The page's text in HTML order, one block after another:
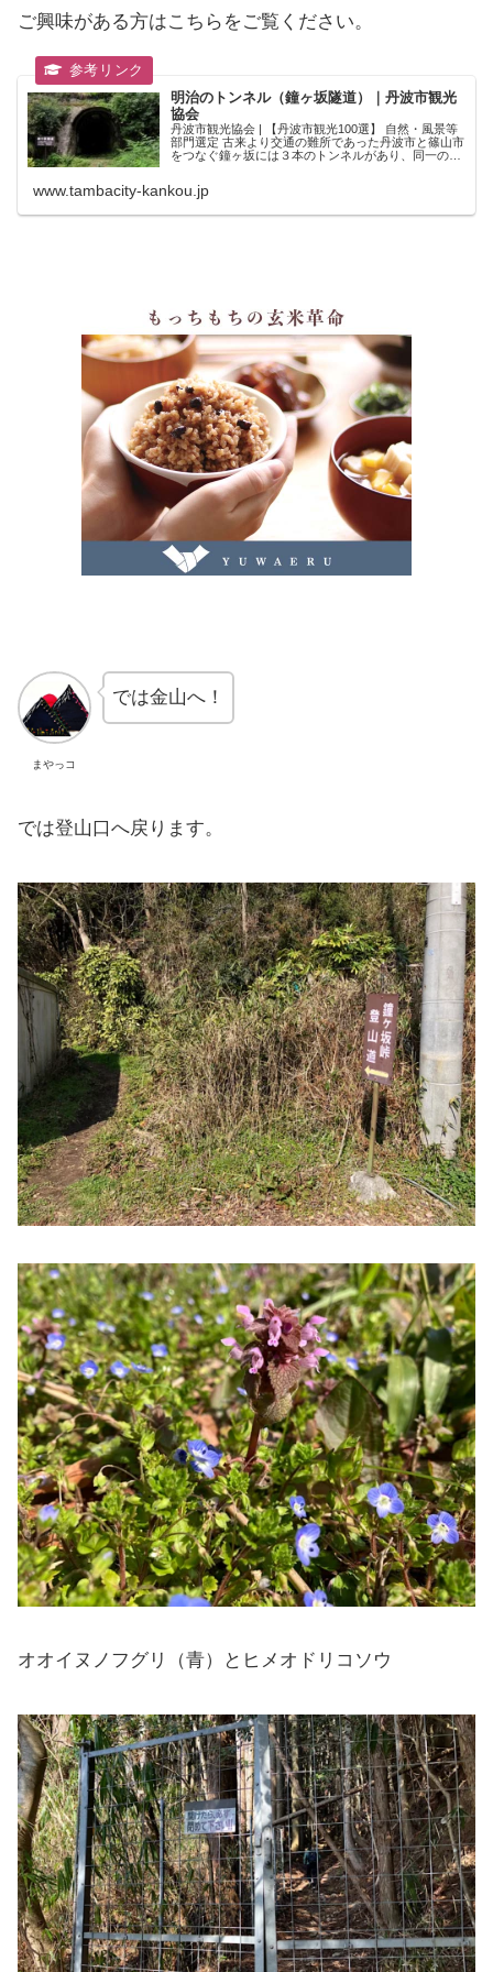
ご興味がある方はこちらをご覧ください。
明治のトンネル（鐘ヶ坂隧道）｜丹波市観光
協会
丹波市観光協会 | 【丹波市観光100選】 自然・風景等
部門選定 古来より交通の難所であった丹波市と篠山市
をつなぐ鐘ヶ坂には３本のトンネルがあり、同一の峠
www.tambacity-kankou.jp
まやっコ
では金山へ！
では登山口へ戻ります。
オオイヌノフグリ（青）とヒメオドリコソウ